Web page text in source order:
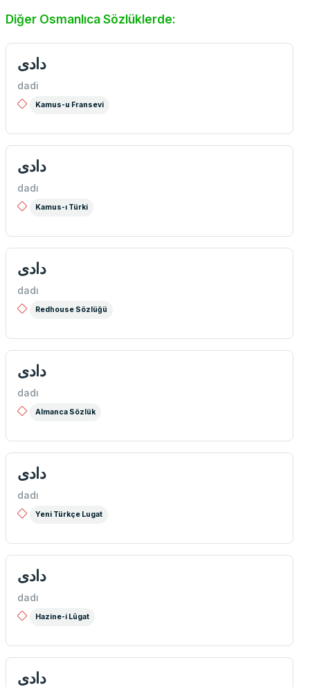
Diğer Osmanlıca Sözlüklerde:
دادی
dadi
Kamus-u Fransevi
دادی
dadı
Kamus-ı Türki
دادی
dadı
Redhouse Sözlüğü
دادی
dadı
Almanca Sözlük
دادی
dadı
Yeni Türkçe Lugat
دادی
dadı
Hazine-i Lûgat
دادی